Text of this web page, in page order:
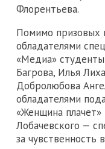
Флорентьева.
Помимо призовых
обладателями
«Медиа»
Багрова, Илья
Добролюбова
обладателями
«Женщина
Лобачевского —
за чувственность